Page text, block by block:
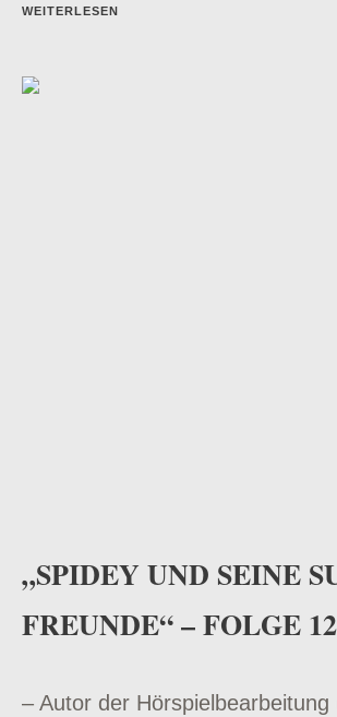
WEITERLESEN
„SPIDEY UND SEINE
FREUNDE“ – FOLGE 12
– Autor der Hörspielbearbeitung